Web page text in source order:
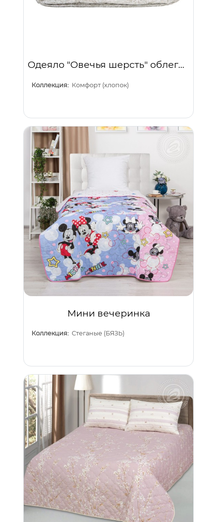
Одеяло "Овечья шерсть" облегченное (хлопок 100%)
Коллекция: Комфорт (хлопок)
Мини вечеринка
Коллекция: Стеганые (БЯЗЬ)